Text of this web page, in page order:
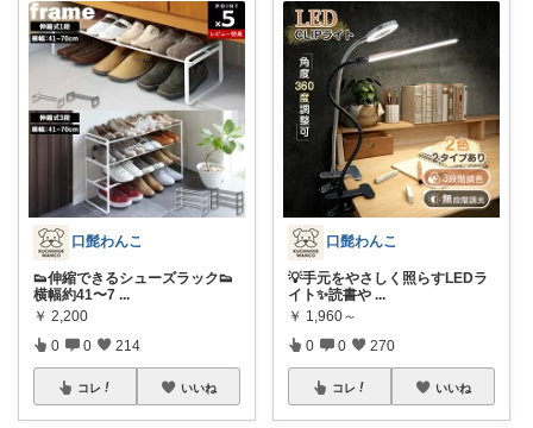
口髭わんこ
👟伸縮できるシューズラック👟
横幅約41〜7 ...
￥ 2,200
0 0 214
コレ いいね
口髭わんこ
💡手元をやさしく照らすLEDラ
イト✨読書や ...
￥ 1,960～
0 0 270
コレ いいね